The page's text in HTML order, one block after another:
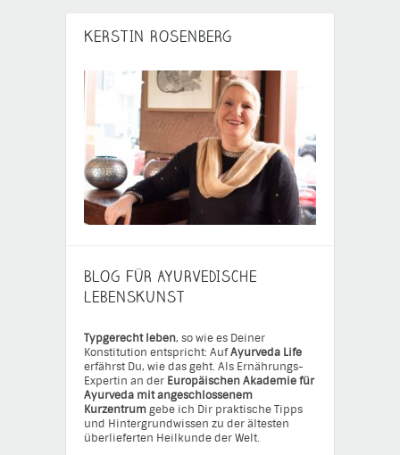
KERSTIN ROSENBERG
BLOG FÜR AYURVEDISCHE
LEBENSKUNST
Typgerecht leben, so wie es Deiner
Konstitution entspricht: AufAyurveda Life
erfährst Du, wie das geht. Als Ernährungs-
Expertin an der Europäischen Akademie für
Ayurveda mit angeschlossenem
Kurzentrumgebe ich Dir praktische Tipps
und Hintergrundwissen zu der ältesten
überlieferten Heilkunde der Welt.